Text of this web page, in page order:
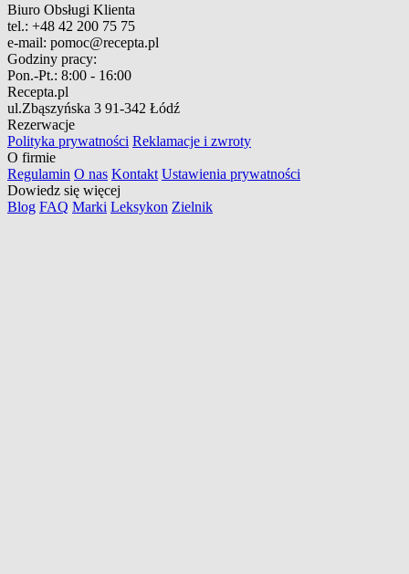
Biuro Obsługi Klienta
tel.: +48 42 200 75 75
e-mail: pomoc@recepta.pl
Godziny pracy:
Pon.-Pt.: 8:00 - 16:00
Recepta.pl
ul.Zbąszyńska 3 91-342 Łódź
Rezerwacje
Polityka prywatności Reklamacje i zwroty
O firmie
Regulamin O nas Kontakt Ustawienia prywatności
Dowiedz się więcej
Blog FAQ Marki Leksykon Zielnik